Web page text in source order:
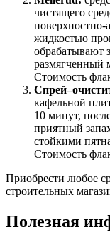
чистящего
поверхностно-
жидкостью
обрабатывают
размягченный
Стоимость
кафельной
10 минут,
приятный
стойкими
Стоимость
Приобрести любое
строительных
Полезная